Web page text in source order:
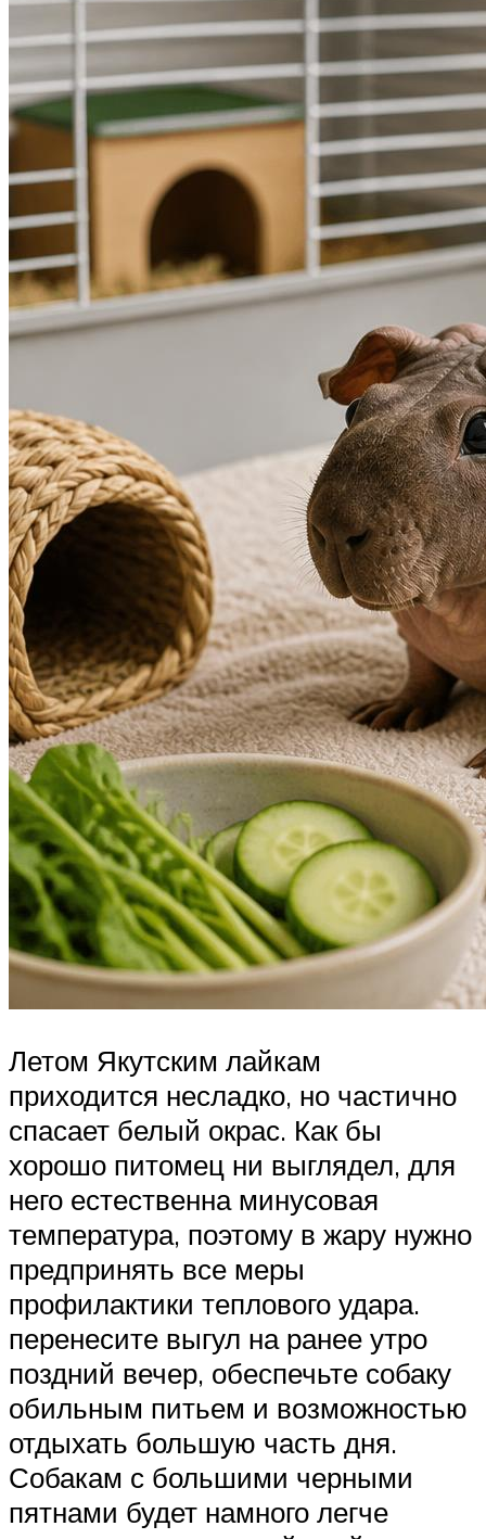
Летом Якутским лайкам
приходится несладко, но частично
спасает белый окрас. Как бы
хорошо питомец ни выглядел, для
него естественна минусовая
температура, поэтому в жару нужно
предпринять все меры
профилактики теплового удара.
перенесите выгул на ранее утро
поздний вечер, обеспечьте собаку
обильным питьем и возможностью
отдыхать большую часть дня.
Собакам с большими черными
пятнами будет намного легче